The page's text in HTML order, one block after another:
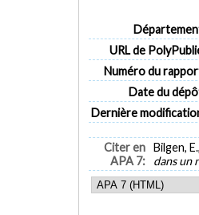
- Sources d'erreurs
MOTS CLÉS
Respiration
URL de
Numéro du
Date du
Dernière
Citer en
APA 7:
Bilgen,
dans un